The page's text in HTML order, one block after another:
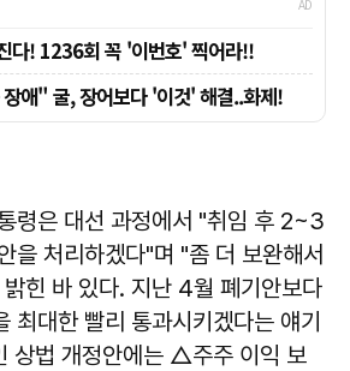
령은 대선 과정에서 "취임 후 2~3
을 처리하겠다"며 "좀 더 보완해서
힌 바 있다. 지난 4월 폐기안보다
최대한 빨리 통과시키겠다는 얘기
상법 개정안에는 △주주 이익 보